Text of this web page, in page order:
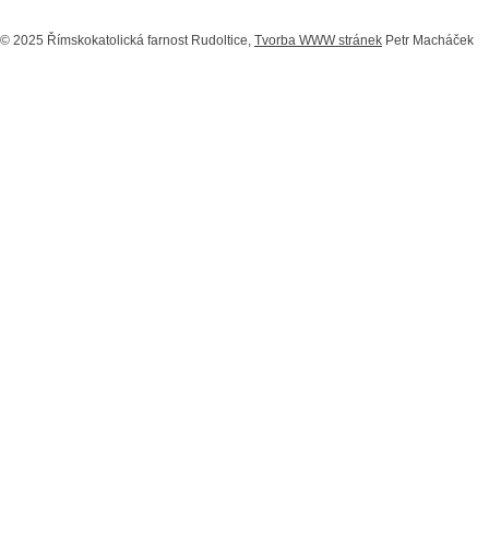
© 2025 Římskokatolická farnost Rudoltice, Tvorba WWW stránek Petr Macháček